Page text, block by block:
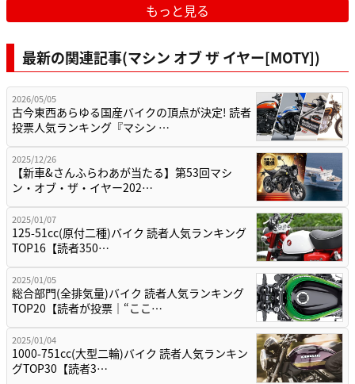
もっと見る
最新の関連記事(マシン オブ ザ イヤー[MOTY])
2026/05/05
古今東西あらゆる国産バイクの頂点が決定! 読者
投票人気ランキング『マシン …
2025/12/26
【新車&さんふらわあが当たる】第53回マシ
ン・オブ・ザ・イヤー202…
2025/01/07
125-51cc(原付二種)バイク 読者人気ランキング
TOP16【読者350…
2025/01/05
総合部門(全排気量)バイク 読者人気ランキング
TOP20【読者が投票｜“ここ…
2025/01/04
1000-751cc(大型二輪)バイク 読者人気ランキン
グTOP30【読者3…